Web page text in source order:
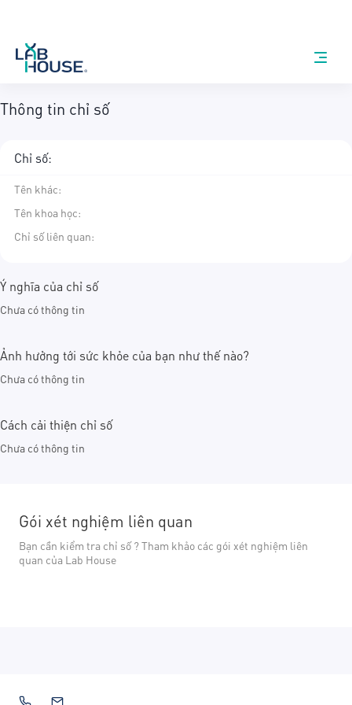
Thông tin chỉ số
Chỉ số:
Tên khác:
Tên khoa học:
Chỉ số liên quan:
Ý nghĩa của chỉ số
Chưa có thông tin
Ảnh hưởng tới sức khỏe của bạn như thế nào?
Chưa có thông tin
Cách cải thiện chỉ số
Chưa có thông tin
Gói xét nghiệm liên quan
Bạn cần kiểm tra chỉ số ? Tham khảo các gói xét nghiệm liên
quan của Lab House